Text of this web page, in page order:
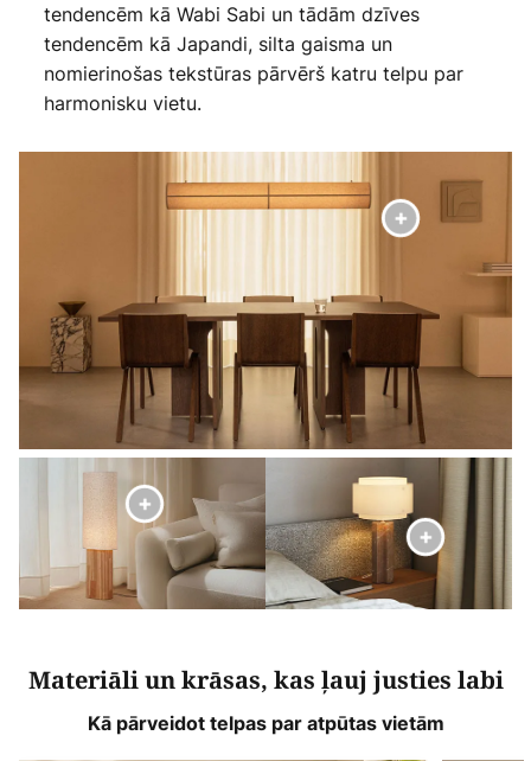
tendencēm kā Wabi Sabi un tādām dzīves
tendencēm kā Japandi, silta gaisma un
nomierinošas tekstūras pārvērš katru telpu par
harmonisku vietu.
Materiāli un krāsas, kas ļauj justies labi
Kā pārveidot telpas par atpūtas vietām